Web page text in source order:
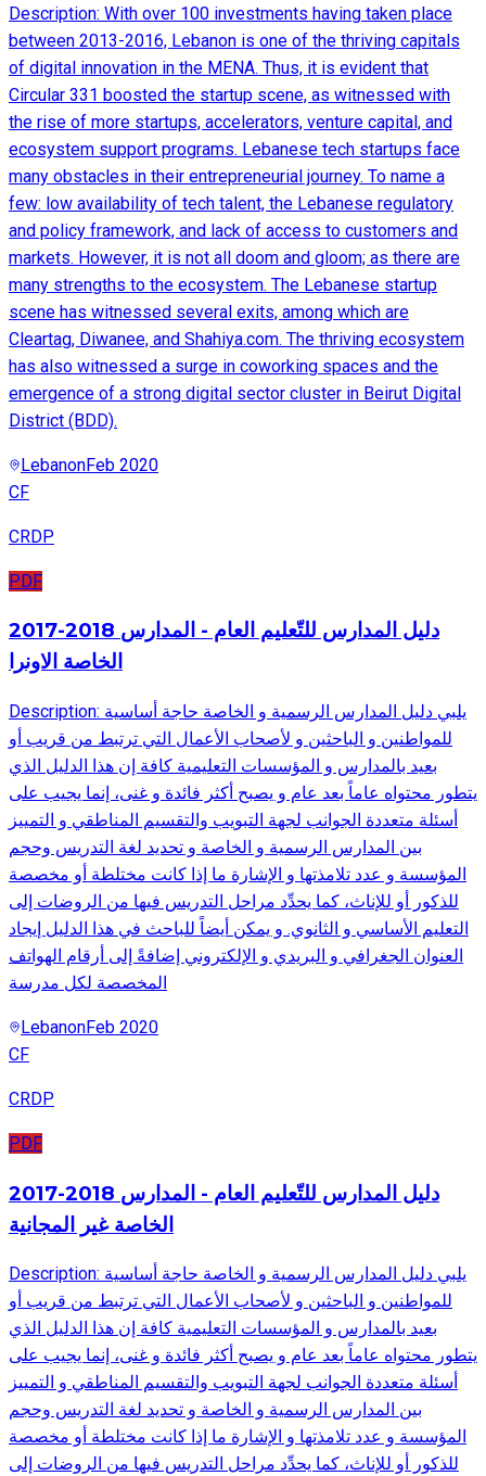
Description: With over 100 investments having taken place
between 2013-2016, Lebanon is one of the thriving capitals
of digital innovation in the MENA. Thus, it is evident that
Circular 331 boosted the startup scene, as witnessed with
the rise of more startups, accelerators, venture capital, and
ecosystem support programs. Lebanese tech startups face
many obstacles in their entrepreneurial journey. To name a
few: low availability of tech talent, the Lebanese regulatory
and policy framework, and lack of access to customers and
markets. However, it is not all doom and gloom; as there are
many strengths to the ecosystem. The Lebanese startup
scene has witnessed several exits, among which are
Cleartag, Diwanee, and Shahiya.com. The thriving ecosystem
has also witnessed a surge in coworking spaces and the
emergence of a strong digital sector cluster in Beirut Digital
District (BDD).
LebanonFeb 2020
CF
CRDP
PDF
2017-2018 دليل المدارس للتّعليم العام - المدارس
الخاصة الاونرا
Description: يلبي دليل المدارس الرسمية و الخاصة حاجة أساسية
للمواطنين و الباحثين و لأصحاب الأعمال التي ترتبط من قريب أو
بعيد بالمدارس و المؤسسات التعليمية كافة إن هذا الدليل الذي
يتطور محتواه عاماً بعد عام و يصبح أكثر فائدة و غنى، إنما يجيب على
أسئلة متعددة الجوانب لجهة التبويب والتقسيم المناطقي و التمييز
بين المدارس الرسمية و الخاصة و تحديد لغة التدريس وحجم
المؤسسة و عدد تلامذتها و الإشارة ما إذا كانت مختلطة أو مخصصة
للذكور أو للإناث، كما يحدِّد مراحل التدريس فيها من الروضات إلى
التعليم الأساسي و الثانوي. و يمكن أيضاً للباحث في هذا الدليل إيجاد
العنوان الجغرافي و البريدي و الإلكتروني إضافةً إلى أرقام الهواتف
المخصصة لكل مدرسة
LebanonFeb 2020
CF
CRDP
PDF
2017-2018 دليل المدارس للتّعليم العام - المدارس
الخاصة غير المجانية
Description: يلبي دليل المدارس الرسمية و الخاصة حاجة أساسية
للمواطنين و الباحثين و لأصحاب الأعمال التي ترتبط من قريب أو
بعيد بالمدارس و المؤسسات التعليمية كافة إن هذا الدليل الذي
يتطور محتواه عاماً بعد عام و يصبح أكثر فائدة و غنى، إنما يجيب على
أسئلة متعددة الجوانب لجهة التبويب والتقسيم المناطقي و التمييز
بين المدارس الرسمية و الخاصة و تحديد لغة التدريس وحجم
المؤسسة و عدد تلامذتها و الإشارة ما إذا كانت مختلطة أو مخصصة
للذكور أو للإناث، كما يحدِّد مراحل التدريس فيها من الروضات إلى